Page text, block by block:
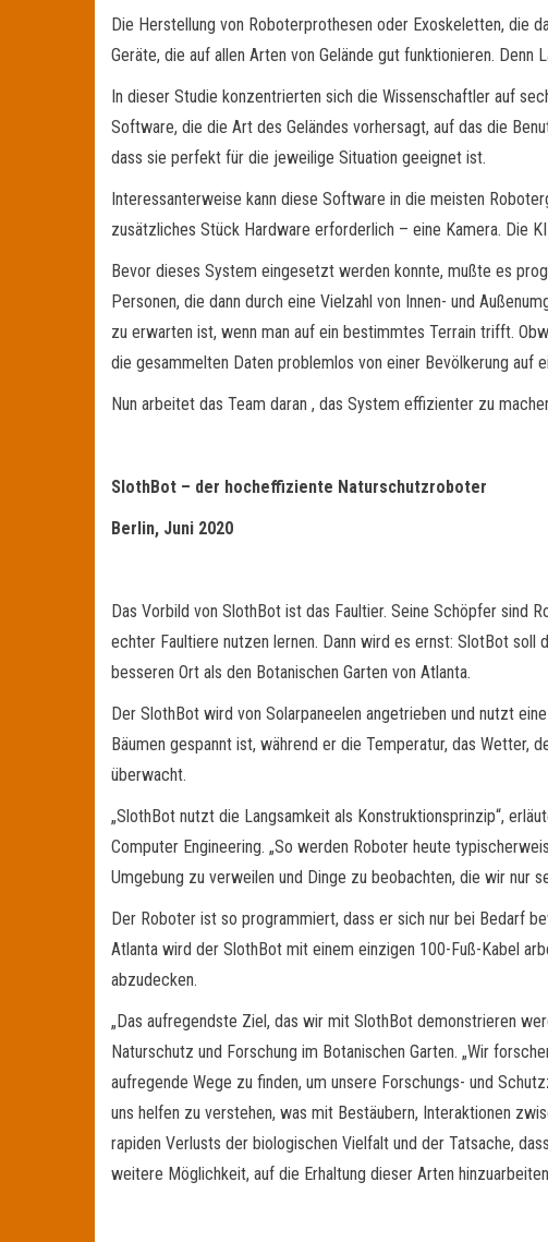
Die Herstellung von Roboterprothesen oder Exoskeletten, die
Geräte, die auf allen Arten von Gelände gut funktionieren.
In dieser Studie konzentrierten sich die Wissenschaftler auf
Software, die die Art des Geländes vorhersagt, auf das die
dass sie perfekt für die jeweilige Situation geeignet ist.
Interessanterweise kann diese Software in die meisten
zusätzliches Stück Hardware erforderlich – eine Kamera. Die
Bevor dieses System eingesetzt werden konnte, mußte es
Personen, die dann durch eine Vielzahl von Innen- und
zu erwarten ist, wenn man auf ein bestimmtes Terrain trifft.
die gesammelten Daten problemlos von einer Bevölkerung auf
Nun arbeitet das Team daran , das System effizienter zu
SlothBot – der hocheffiziente Naturschutzroboter
Berlin, Juni 2020
Das Vorbild von SlothBot ist das Faultier. Seine Schöpfer sind
echter Faultiere nutzen lernen. Dann wird es ernst: SlotBot
besseren Ort als den Botanischen Garten von Atlanta.
Der SlothBot wird von Solarpaneelen angetrieben und nutzt
Bäumen gespannt ist, während er die Temperatur, das Wetter,
überwacht.
„SlothBot nutzt die Langsamkeit als Konstruktionsprinzip“,
Computer Engineering. „So werden Roboter heute
Umgebung zu verweilen und Dinge zu beobachten, die wir nur
Der Roboter ist so programmiert, dass er sich nur bei Bedarf
Atlanta wird der SlothBot mit einem einzigen 100-Fuß-Kabel
abzudecken.
„Das aufregendste Ziel, das wir mit SlothBot demonstrieren
Naturschutz und Forschung im Botanischen Garten. „Wir
aufregende Wege zu finden, um unsere Forschungs- und
uns helfen zu verstehen, was mit Bestäubern, Interaktionen
rapiden Verlusts der biologischen Vielfalt und der Tatsache,
weitere Möglichkeit, auf die Erhaltung dieser Arten